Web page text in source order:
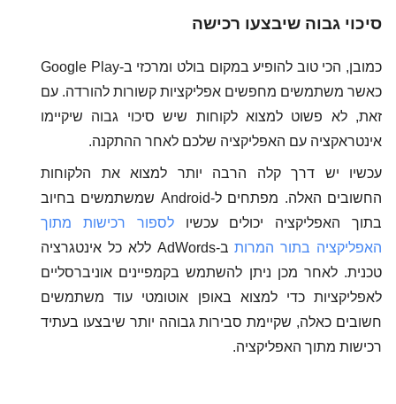
סיכוי גבוה שיבצעו רכישה
כמובן, הכי טוב להופיע במקום בולט ומרכזי ב-Google Play
כאשר משתמשים מחפשים אפליקציות קשורות להורדה. עם
זאת, לא פשוט למצוא לקוחות שיש סיכוי גבוה שיקיימו
אינטראקציה עם האפליקציה שלכם לאחר ההתקנה.
עכשיו יש דרך קלה הרבה יותר למצוא את הלקוחות
החשובים האלה. מפתחים ל-Android שמשתמשים בחיוב
בתוך האפליקציה יכולים עכשיולספור רכישות מתוך
האפליקציה בתור המרות
ב-AdWords ללא כל אינטגרציה
טכנית. לאחר מכן ניתן להשתמש בקמפיינים אוניברסליים
לאפליקציות כדי למצוא באופן אוטומטי עוד משתמשים
חשובים כאלה, שקיימת סבירות גבוהה יותר שיבצעו בעתיד
רכישות מתוך האפליקציה.